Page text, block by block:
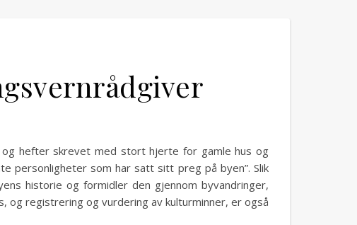
hefter skrevet med stort hjerte for gamle hus og
personligheter som har satt sitt preg på byen”. Slik
historie og formidler den gjennom byvandringer,
og registrering og vurdering av kulturminner, er også